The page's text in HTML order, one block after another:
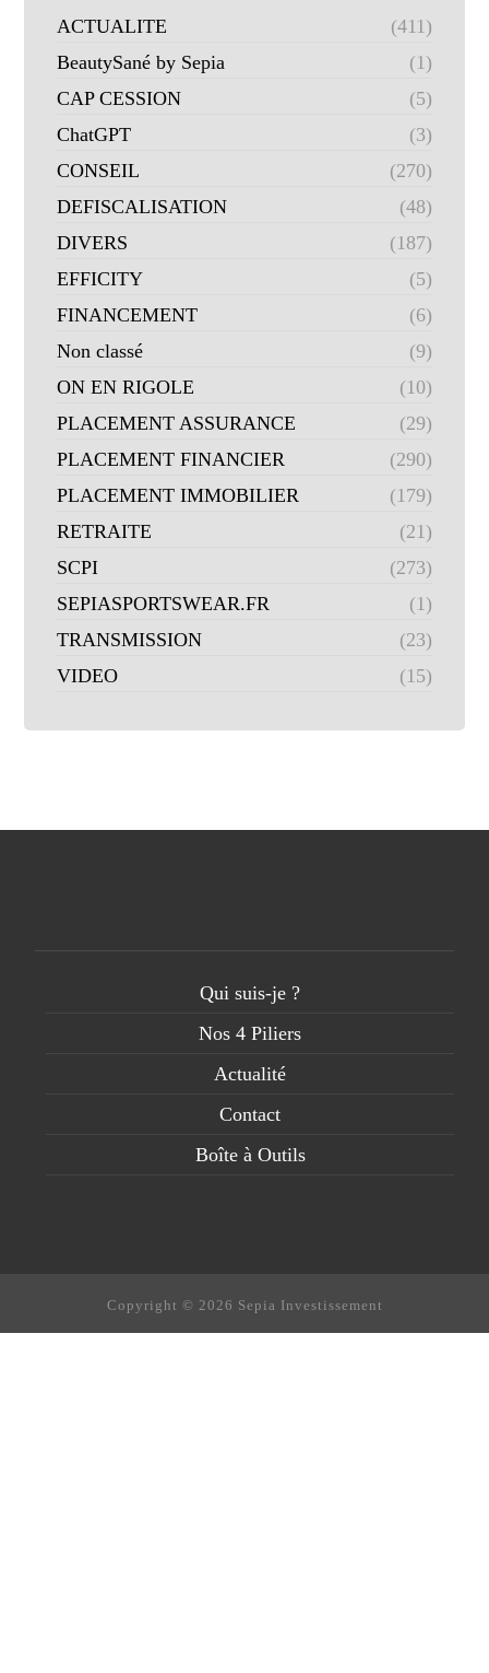
ACTUALITE
(411)
BeautySané by Sepia
(1)
CAP CESSION
(5)
ChatGPT
(3)
CONSEIL
(270)
DEFISCALISATION
(48)
DIVERS
(187)
EFFICITY
(5)
FINANCEMENT
(6)
Non classé
(9)
ON EN RIGOLE
(10)
PLACEMENT ASSURANCE
(29)
PLACEMENT FINANCIER
(290)
PLACEMENT IMMOBILIER
(179)
RETRAITE
(21)
SCPI
(273)
SEPIASPORTSWEAR.FR
(1)
TRANSMISSION
(23)
VIDEO
(15)
Qui suis-je ?
Nos 4 Piliers
Actualité
Contact
Boîte à Outils
Copyright © 2026 Sepia Investissement